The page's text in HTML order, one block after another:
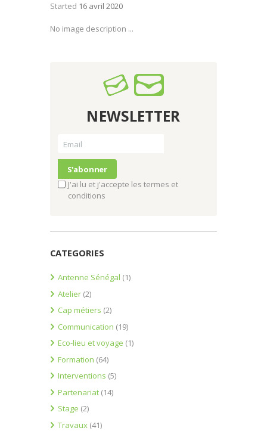
Started 16 avril 2020
No image description ...
NEWSLETTER
J'ai lu et j'accepte les termes et
conditions
CATEGORIES
Antenne Sénégal (1)
Atelier (2)
Cap métiers (2)
Communication (19)
Eco-lieu et voyage (1)
Formation (64)
Interventions (5)
Partenariat (14)
Stage (2)
Travaux (41)